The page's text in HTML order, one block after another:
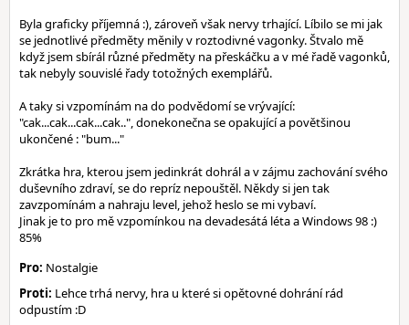
Byla graficky příjemná :), zároveň však nervy trhající. Líbilo se mi jak
se jednotlivé předměty měnily v roztodivné vagonky. Štvalo mě
když jsem sbírál různé předměty na přeskáčku a v mé řadě vagonků,
tak nebyly souvislé řady totožných exemplářů.
A taky si vzpomínám na do podvědomí se vrývající:
"cak...cak...cak...cak..", donekonečna se opakující a povětšinou
ukončené : "bum..."
Zkrátka hra, kterou jsem jedinkrát dohrál a v zájmu zachování svého
duševního zdraví, se do repríz nepouštěl. Někdy si jen tak
zavzpomínám a nahraju level, jehož heslo se mi vybaví.
Jinak je to pro mě vzpomínkou na devadesátá léta a Windows 98 :)
85%
Pro: Nostalgie
Proti: Lehce trhá nervy, hra u které si opětovné dohrání rád
odpustím :D